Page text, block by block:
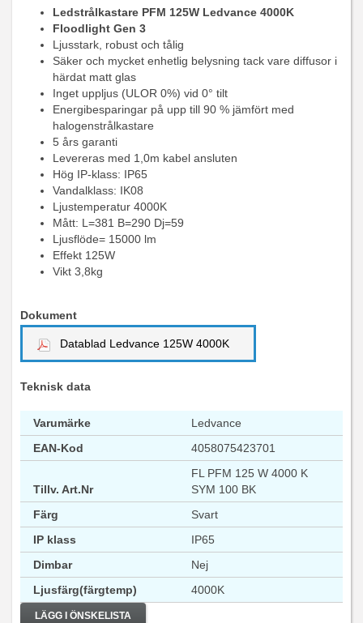
Ledstrålkastare PFM 125W Ledvance 4000K
Floodlight Gen 3
Ljusstark, robust och tålig
Säker och mycket enhetlig belysning tack vare diffusor i
härdat matt glas
Inget uppljus (ULOR 0%) vid 0° tilt
Energibesparingar på upp till 90 % jämfört med
halogenstrålkastare
5 års garanti
Levereras med 1,0m kabel ansluten
Hög IP-klass: IP65
Vandalklass: IK08
Ljustemperatur 4000K
Mått: L=381 B=290 Dj=59
Ljusflöde= 15000 lm
Effekt 125W
Vikt 3,8kg
Dokument
Datablad Ledvance 125W 4000K
Teknisk data
Varumärke
Ledvance
EAN-Kod
4058075423701
Tillv. Art.Nr
FL PFM 125 W 4000 K
SYM 100 BK
Färg
Svart
IP klass
IP65
Dimbar
Nej
Ljusfärg(färgtemp)
4000K
LÄGG I ÖNSKELISTA